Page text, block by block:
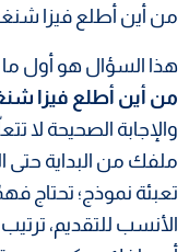
من أين أطلع فيزا
هذا السؤال هو أول
من أين أطلع فيزا
والإجابة الصحيحة لا
ملفك من البداية حتى
تعبئة نموذج؛ تحتاج
الأنسب للتقديم،